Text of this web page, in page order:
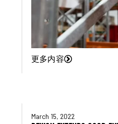
更多内容
March 15, 2022